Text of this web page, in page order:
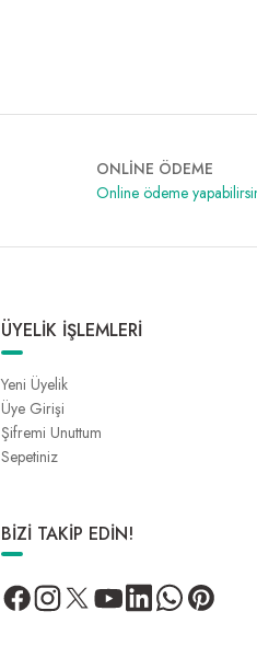
ONLİNE ÖDEME
Online ödeme
ÜYELİK İŞLEMLERİ
Yeni Üyelik
Üye Girişi
Şifremi Unuttum
Sepetiniz
BİZİ TAKİP EDİN!